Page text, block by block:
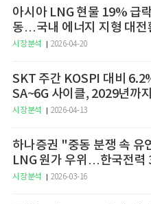
아시아 LNG 현물 19% 급
동…국내 에너지 지형 대전
시장분석 2026-04-20
SKT 주간 KOSPI 대비
SA~6G 사이클, 2029년까
예고
시장분석 2026-04-13
하나증권 "중동 분쟁 속 유
LNG 원가 우위…한국전력
승 전망"
시장분석 2026-03-16